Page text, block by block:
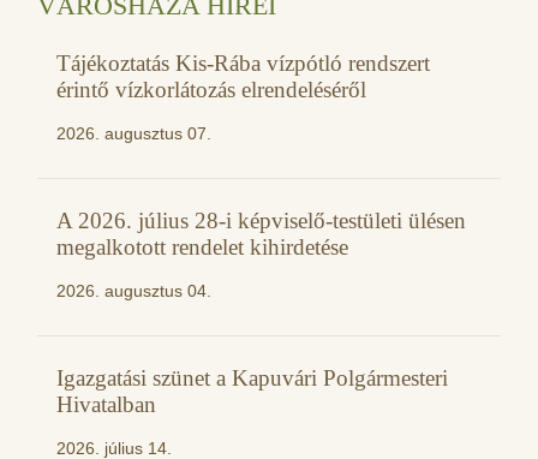
Tájékoztatás Kis-Rába vízpótló rendszert
érintő vízkorlátozás elrendeléséről
2026. augusztus 07.
A 2026. július 28-i képviselő-testületi ülésen
megalkotott rendelet kihirdetése
2026. augusztus 04.
Igazgatási szünet a Kapuvári Polgármesteri
Hivatalban
2026. július 14.